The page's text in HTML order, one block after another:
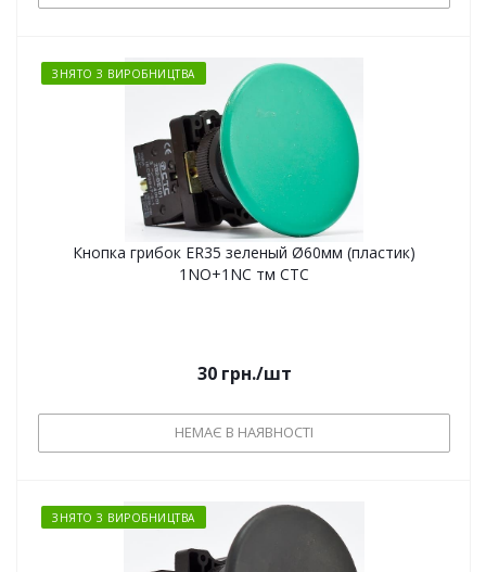
ЗНЯТО З ВИРОБНИЦТВА
Кнопка грибок ER35 зеленый Ø60мм (пластик)
1NO+1NC тм СТС
30грн./шт
НЕМАЄ В НАЯВНОСТІ
ЗНЯТО З ВИРОБНИЦТВА